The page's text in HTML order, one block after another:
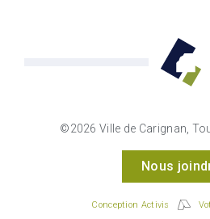
©2026 Ville de Carignan,
Nous
Conception Activis